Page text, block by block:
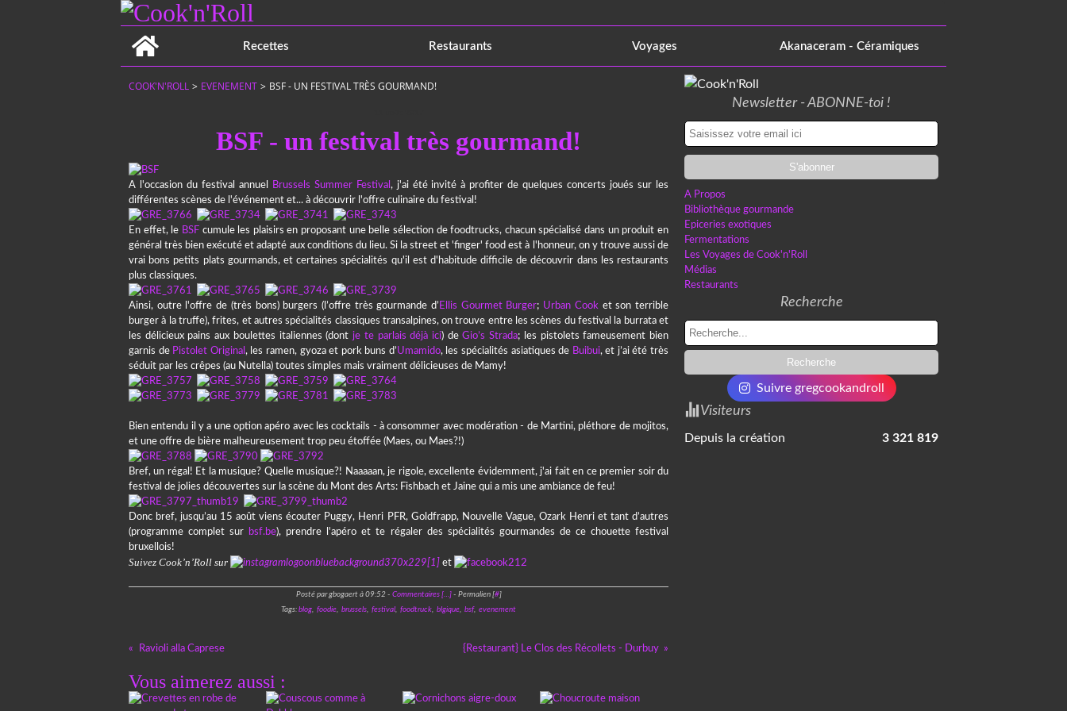
Recettes
Restaurants Voyages Akanaceram - Céramiques
COOK'N'ROLL > EVENEMENT > BSF - UN FESTIVAL TRÈS GOURMAND!
BSF - un festival très gourmand!
A l'occasion du festival annuel Brussels Summer Festival , j'ai été invité à profiter de quelques concerts joués sur les
différentes scènes de l'événement et... à découvrir l'offre culinaire du festival!
En effet, le BSFcumule les plaisirs en proposant une belle sélection de foodtrucks, chacun spécialisé dans un produit en
général très bien exécuté et adapté aux conditions du lieu. Si la street et 'finger' food est à l'honneur, on y trouve aussi de
vrai bons petits plats gourmands, et certaines spécialités qu'il est d'habitude difficile de découvrir dans les restaurants
plus classiques.
Ainsi, outre l'offre de (très bons) burgers (l’offre très gourmande d’ Ellis Gourmet Burger; Urban Cooket son terrible
burger à la truffe), frites, et autres spécialités classiques transalpines, on trouve entre les scènes du festival la burrata et
les délicieux pains aux boulettes italiennes (dont je te parlais déjà ici) deGio’s Strada; les pistolets fameusement bien
garnis de Pistolet Original , les ramen, gyoza et pork buns d’Umamido, les spécialités asiatiques de Buibui, et j’ai été très
séduit par les crêpes (au Nutella) toutes simples mais vraiment délicieuses de Mamy!
Bien entendu il y a une option apéro avec les cocktails - à consommer avec modération - de Martini, pléthore de mojitos,
et une offre de bière malheureusement trop peu étoffée (Maes, ou Maes?!)
Bref, un régal! Et la musique? Quelle musique?! Naaaaan, je rigole, excellente évidemment, j'ai fait en ce premier soir du
festival de jolies découvertes sur la scène du Mont des Arts: Fishbach et Jaine qui a mis une ambiance de feu!
Donc bref, jusqu’au 15 août viens écouter Puggy, Henri PFR, Goldfrapp, Nouvelle Vague, Ozark Henri et tant d’autres
(programme complet sur
bsf.be), prendre l'apéro et te régaler des spécialités gourmandes de ce chouette festival
bruxellois!
Suivez Cook’n’Roll sur et
Posté par gbogaert à 09:52 - Commentaires […]- Permalien [#]
Tags: blog, foodie, brussels, festival, foodtruck, blgique, bsf, evenement
Ravioli alla Caprese {Restaurant} Le Clos des Récollets - Durbuy
Vous aimerez aussi :
Newsletter - ABONNE-toi !
A Propos
Bibliothèque gourmande
Epiceries exotiques
Fermentations
Les Voyages de Cook'n'Roll
Médias
Restaurants
Recherche
Suivre gregcookandroll
Visiteurs
Depuis la création 3 321 819